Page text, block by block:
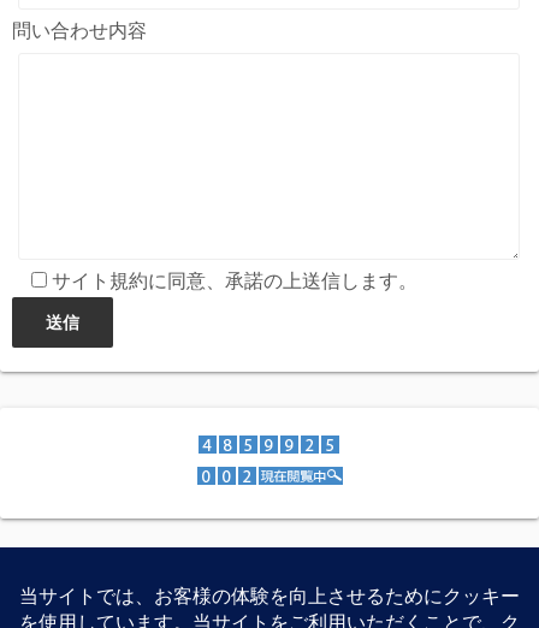
問い合わせ内容
サイト規約に同意、承諾の上送信します。